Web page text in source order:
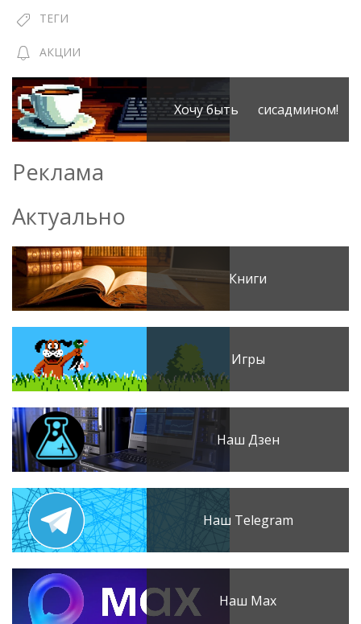
ТЕГИ
АКЦИИ
Хочу быть сисадмином!
Реклама
Актуально
Книги
Игры
Наш Дзен
Наш Telegram
Наш Max